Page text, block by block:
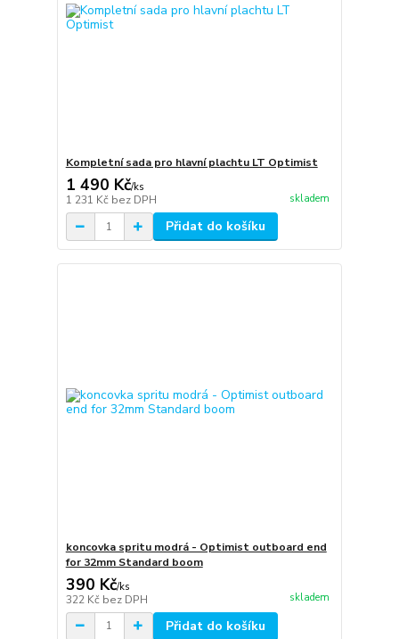
Kompletní sada pro hlavní plachtu LT Optimist
1 490 Kč/ks
1 231 Kč bez DPH skladem
Přidat do košíku
koncovka spritu modrá - Optimist outboard end
for 32mm Standard boom
390 Kč/ks
322 Kč bez DPH skladem
Přidat do košíku